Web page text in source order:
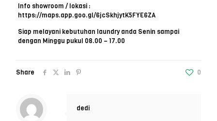
Info showroom / lokasi :
https://maps.app.goo.gl/6jcSkhjytK5FYE6ZA
Siap melayani kebutuhan laundry anda Senin sampai
dengan Minggu pukul 08.00 – 17.00
Share 0
dedi